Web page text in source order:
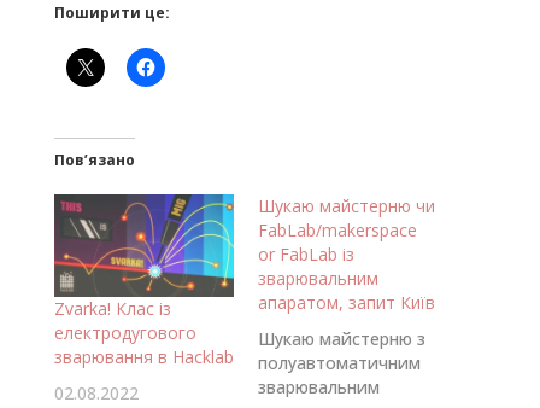
Поширити це:
Пов’язано
Zvarka! Клас із
електродугового
зварювання в Hacklab
02.08.2022
Шукаю майстерню чи
FabLab/makerspace
or FabLab із
зварювальним
апаратом, запит Київ
Шукаю майстерню з
полуавтоматичним
зварювальним